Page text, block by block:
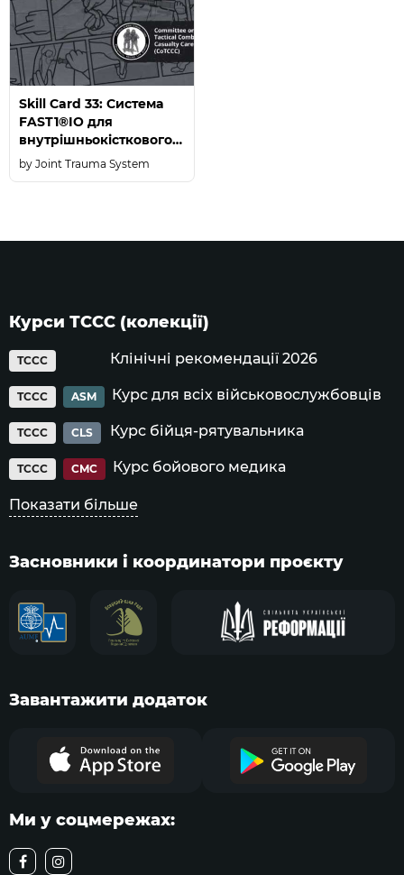
Skill Card 33: Система
FAST1®IO для
внутрішньокісткового
введення в груднину
Joint Trauma System
Курси ТССС (колекції)
TCCC Клінічні рекомендації 2026
TCCC ASM Курс для всіх військовослужбовців
TCCC CLS Курс бійця-рятувальника
TCCC CMC Курс бойового медика
Показати більше
Засновники і координатори проєкту
Завантажити додаток
Ми у соцмережах: